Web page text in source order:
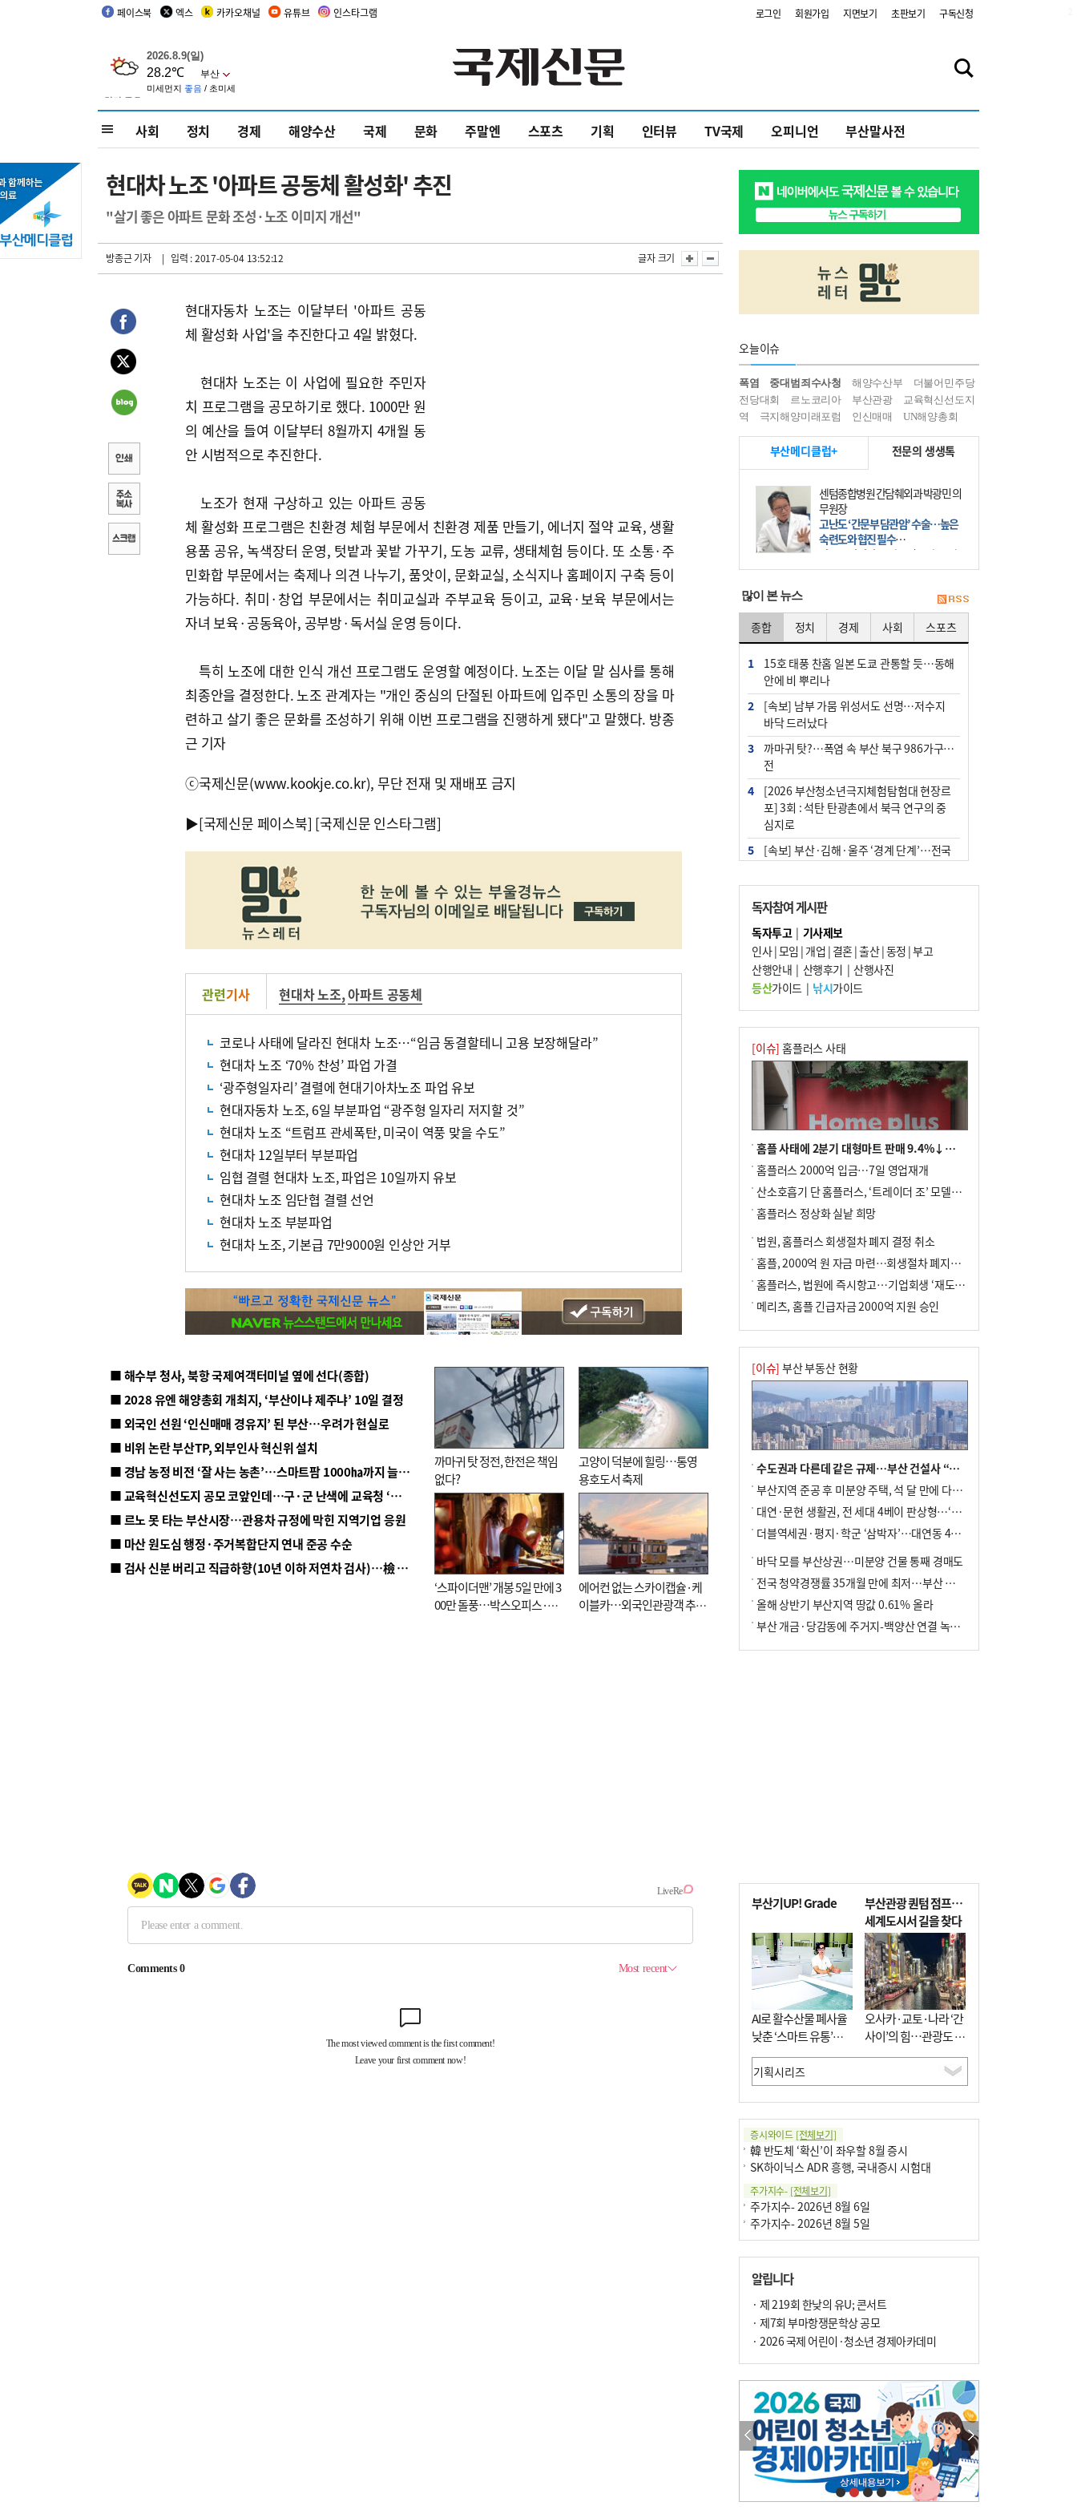
페이스북 엑스 카카오채널 유튜브 인스타그램 로그인 회원가입 지면보기 초판보기 구독신청
사회 정치 경제 해양수산 국제 문화 주말엔 스포츠 기획 인터뷰 TV국제 오피니언 부산말사전
현대차 노조 '아파트 공동체 활성화' 추진
"살기 좋은 아파트 문화 조성·노조 이미지 개선"
방종근 기자 | 입력 : 2017-05-04 13:52:12 글자 크기
현대자동차 노조는 이달부터 '아파트 공동
체 활성화 사업'을 추진한다고 4일 밝혔다.
현대차 노조는 이 사업에 필요한 주민자
치 프로그램을 공모하기로 했다. 1000만 원
의 예산을 들여 이달부터 8월까지 4개월 동
안 시범적으로 추진한다.
노조가 현재 구상하고 있는 아파트 공동
체 활성화 프로그램은 친환경 체험 부문에서 친환경 제품 만들기, 에너지 절약 교육, 생활
용품 공유, 녹색장터 운영, 텃밭과 꽃밭 가꾸기, 도농 교류, 생태체험 등이다. 또 소통·주
민화합 부문에서는 축제나 의견 나누기, 품앗이, 문화교실, 소식지나 홈페이지 구축 등이
가능하다. 취미·창업 부문에서는 취미교실과 주부교육 등이고, 교육·보육 부문에서는
자녀 보육·공동육아, 공부방·독서실 운영 등이다.
특히 노조에 대한 인식 개선 프로그램도 운영할 예정이다. 노조는 이달 말 심사를 통해
최종안을 결정한다. 노조 관계자는 "개인 중심의 단절된 아파트에 입주민 소통의 장을 마
련하고 살기 좋은 문화를 조성하기 위해 이번 프로그램을 진행하게 됐다"고 말했다. 방종
근 기자
ⓒ국제신문(www.kookje.co.kr), 무단 전재 및 재배포 금지
▶[국제신문 페이스북] [국제신문 인스타그램]
관련기사 현대차 노조,아파트 공동체
코로나 사태에 달라진 현대차 노조…“임금 동결할테니 고용 보장해달라”
현대차 노조 ‘70% 찬성’ 파업 가결
‘광주형일자리’ 결렬에 현대기아차노조 파업 유보
현대자동차 노조, 6일 부분파업 “광주형 일자리 저지할 것”
현대차 노조 “트럼프 관세폭탄, 미국이 역풍 맞을 수도”
현대차 12일부터 부분파업
임협 결렬 현대차 노조, 파업은 10일까지 유보
현대차 노조 임단협 결렬 선언
현대차 노조 부분파업
현대차 노조, 기본급 7만9000원 인상안 거부
■ 해수부 청사, 북항 국제여객터미널 옆에 선다(종합)
■ 2028 유엔 해양총회 개최지, ‘부산이냐 제주냐’ 10일 결정
■ 외국인 선원 ‘인신매매 경유지’ 된 부산…우려가 현실로
■ 비위 논란 부산TP, 외부인사 혁신위 설치
■ 경남 농정 비전 ‘잘 사는 농촌’…스마트팜 1000㏊까지 늘린다
■ 교육혁신선도지 공모 코앞인데…구·군 난색에 교육청 ‘쩔쩔’
■ 르노 못 타는 부산시장…관용차 규정에 막힌 지역기업 응원
■ 마산 원도심 행정·주거복합단지 연내 준공 수순
■ 검사 신분 버리고 직급하향(10년 이하 저연차 검사)…檢 중수청행 기피
까마귀 탓 정전, 한전은 책임
없다?
고양이 덕분에 힐링…통영
용호도서 축제
‘스파이더맨’ 개봉 5일 만에 3
00만 돌풍…박스오피스·예
에어컨 없는 스카이캡슐·케
이블카…외국인관광객 추억
오늘이슈
폭염 중대범죄수사청 해양수산부
더불어민주당
전당대회
르노코리아 부산관광
교육혁신선도지
역
극지해양미래포럼 인신매매 UN해양총회
부산메디클럽+ 전문의 생생톡
센텀종합병원 간담췌외과 박광민 의
무원장
고난도 ‘간문부 담관암’ 수술…높은
숙련도와 협진 필수
간문부 담관암(클라츠킨 종양)은 좌
우 간에서 나오는, 담관(담즙 배출 경
部)’에 생기는 악성 종양이다. 간동맥
문맥 림프절 담
많이 본 뉴스
종합 정치 경제 사회 스포츠
1
15호 태풍 찬홈 일본 도쿄 관통할 듯…동해
안에 비 뿌리나
2
[속보] 남부 가뭄 위성서도 선명…저수지
바닥 드러났다
3
까마귀 탓?…폭염 속 부산 북구 986가구 정
전
4
[2026 부산청소년극지체험탐험대 현장르
포] 3회 : 석탄 탄광촌에서 북극 연구의 중
심지로
5
[속보] 부산·김해·울주 ‘경계 단계’…전국
위는 지속
7
‘혐오표현’ 쓰면 지방공무원 최대 파면까지
중징계
8
이임생, 홍명보 선임 독단적 결정 아냐…면
담 메모 제출
10 경찰가족 관련 사건 45건…그동안 파악조
차 안해
독자참여 게시판
독자투고| 기사제보
인사|모임 | 개업 | 결혼|출산|동정 |부고
산행안내 | 산행후기 | 산행사진
등산가이드| 낚시가이드
[이슈] 홈플러스 사태
홈플 사태에 2분기 대형마트 판매 9.4%↓…백화점은 14.8%↑
홈플러스 2000억 입금…7일 영업재개
산소호흡기 단 홈플러스, ‘트레이더 조’ 모델로 살아날까
홈플러스 정상화 실낱 희망
법원, 홈플러스 회생절차 폐지 결정 취소
홈플, 2000억 원 자금 마련…회생절차 폐지에 즉시항고(종합)
홈플러스, 법원에 즉시항고…기업회생 ‘재도전’
메리츠, 홈플 긴급자금 2000억 지원 승인
[이슈] 부산 부동산 현황
수도권과 다른데 같은 규제…부산 건설사 “쓰러지기 직전”
부산지역 준공 후 미분양 주택, 석 달 만에 다시 3000가구 넘어서
대연·문현 생활권, 전 세대 4베이 판상형…‘더샵 트리센트’ 내달 분양
더블역세권·평지·학군 ‘삼박자’…대연동 42층 브랜드 단지
바닥 모를 부산상권…미분양 건물 통째 경매도
전국 청약경쟁률 35개월 만에 최저…부산 미분양 ‘적체’ 심화
올해 상반기 부산지역 땅값 0.61% 올라
부산 개금·당감동에 주거지-백양산 연결 녹지 조성
부산기UP! Grade
AI로 활수산물 폐사율
낮춘 ‘스마트 유통’…
사막·산악지대 수출
도전
부산관광 퀀텀 점프…
세계도시서 길을 찾다
오사카·교토·나라 ‘간
사이’의 힘…관광도 뭉
쳐야 흥한다
증시와이드 [전체보기]
韓 반도체 ‘확신’이 좌우할 8월 증시
SK하이닉스 ADR 흥행, 국내증시 시험대
주가지수- [전체보기]
주가지수- 2026년 8월 6일
주가지수- 2026년 8월 5일
알립니다
· 제 219회 한낮의 유U; 콘서트
· 제7회 부마항쟁문학상 공모
· 2026 국제 어린이·청소년 경제아카데미